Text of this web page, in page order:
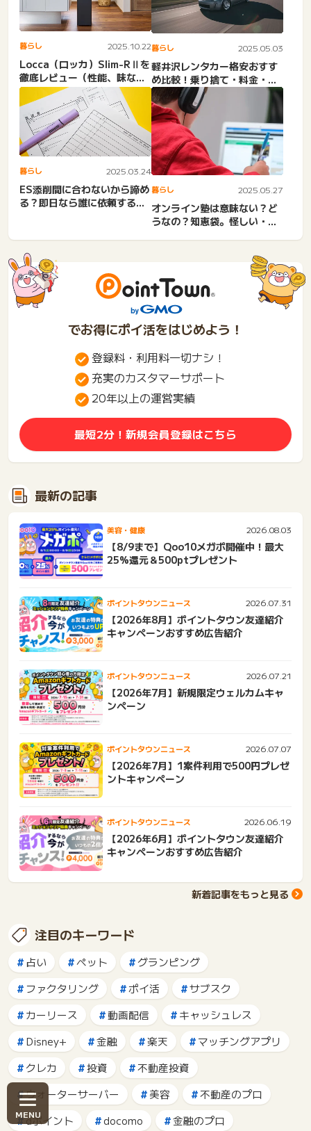
暮らし 2025.10.22
Locca（ロッカ）Slim-RⅡを
徹底レビュー（性能、味な
ど）
暮らし 2025.05.03
軽井沢レンタカー格安おすす
め比較！乗り捨て・料金・当
日予約・ニコニコ・駅前・
ス...
暮らし 2025.03.24
ES添削間に合わないから諦め
る？即日なら誰に依頼するべ
暮らし 2025.05.27
オンライン塾は意味ない？ど
うなの？知恵袋。怪しい・デ
でお得にポイ活をはじめよう！
登録料・利用料一切ナシ！
充実のカスタマーサポート
20年以上の運営実績
最短2分！新規会員登録はこちら
最新の記事
美容・健康 2026.08.03
【8/9まで】Qoo10メガポ開催中！最大
25%還元＆500ptプレゼント
ポイントタウンニュース 2026.07.31
【2026年8月】ポイントタウン友達紹介
キャンペーンおすすめ広告紹介
ポイントタウンニュース 2026.07.21
【2026年7月】新規限定ウェルカムキャ
ンペーン
ポイントタウンニュース 2026.07.07
【2026年7月】1案件利用で500円プレゼ
ントキャンペーン
ポイントタウンニュース 2026.06.19
【2026年6月】ポイントタウン友達紹介
キャンペーンおすすめ広告紹介
新着記事をもっと見る
注目のキーワード
占い ペット
グランピング
ファクタリング
ポイ活
サブスク
カーリース
動画配信
キャッシュレス
Disney+
金融 楽天
マッチングアプリ
クレカ
投資
不動産投資
ウォーターサーバー
美容
不動産のプロ
dポイント
docomo 金融のプロ